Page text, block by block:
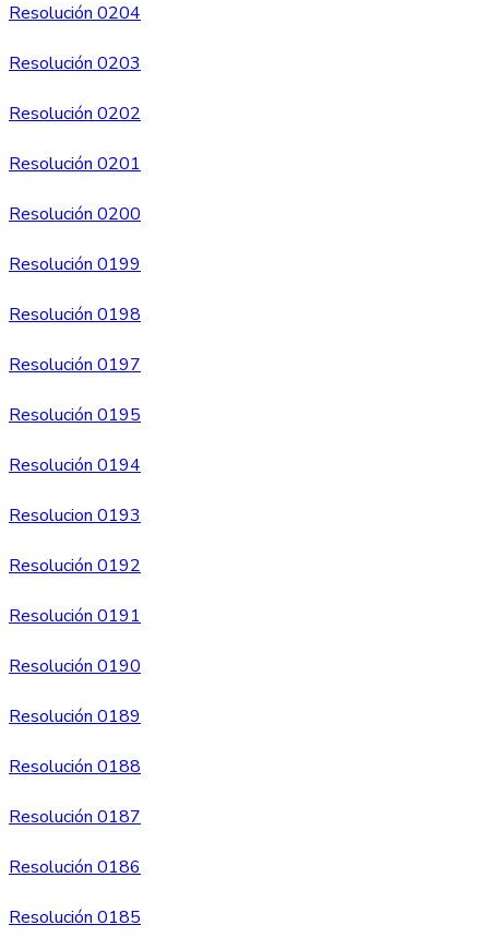
Resolución 0204
Resolución 0203
Resolución 0202
Resolución 0201
Resolución 0200
Resolución 0199
Resolución 0198
Resolución 0197
Resolución 0195
Resolución 0194
Resolucion 0193
Resolución 0192
Resolución 0191
Resolución 0190
Resolución 0189
Resolución 0188
Resolución 0187
Resolución 0186
Resolución 0185